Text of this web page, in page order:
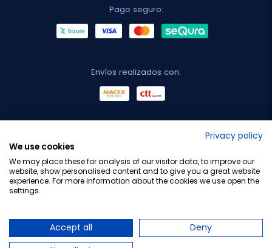
Pago seguro:
Envíos realizados con:
Privacy policy
We use cookies
We may place these for analysis of our visitor data, to improve our
website, show personalised content and to give you a great website
experience. For more information about the cookies we use open the
settings.
Accept all
Deny